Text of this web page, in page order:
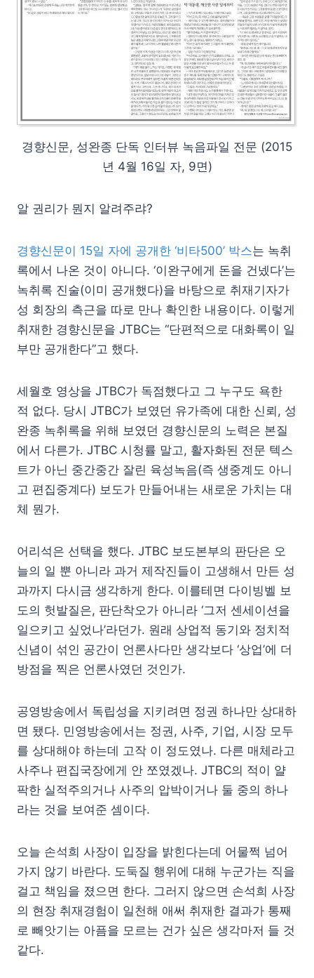
경향신문, 성완종 단독 인터뷰 녹음파일 전문 (2015
년 4월 16일 자, 9면)
알 권리가 뭔지 알려주랴?
경향신문이 15일 자에 공개한 ‘비타500’ 박스는 녹취
록에서 나온 것이 아니다. ‘이완구에게 돈을 건넸다’는
녹취록 진술(이미 공개했다)을 바탕으로 취재기자가
성 회장의 측근을 따로 만나 확인한 내용이다. 이렇게
취재한 경향신문을 JTBC는 “단편적으로 대화록이 일
부만 공개한다”고 했다.
세월호 영상을 JTBC가 독점했다고 그 누구도 욕한
적 없다. 당시 JTBC가 보였던 유가족에 대한 신뢰, 성
완종 녹취록을 위해 보였던 경향신문의 노력은 본질
에서 다른가. JTBC 시청률 말고, 활자화된 전문 텍스
트가 아닌 중간중간 잘린 육성녹음(즉 생중계도 아니
고 편집중계다) 보도가 만들어내는 새로운 가치는 대
체 뭔가.
어리석은 선택을 했다. JTBC 보도본부의 판단은 오
늘의 일 뿐 아니라 과거 제작진들이 고생해서 만든 성
과까지 다시금 생각하게 한다. 이를테면 다이빙벨 보
도의 헛발질은, 판단착오가 아니라 ‘그저 센세이션을
일으키고 싶었나’라던가. 원래 상업적 동기와 정치적
신념이 섞인 공간이 언론사다만 생각보다 ‘상업’에 더
방점을 찍은 언론사였던 것인가.
공영방송에서 독립성을 지키려면 정권 하나만 상대하
면 됐다. 민영방송에서는 정권, 사주, 기업, 시장 모두
를 상대해야 하는데 고작 이 정도였나. 다른 매체라고
사주나 편집국장에게 안 쪼였겠나. JTBC의 적이 얄
팍한 실적주의거나 사주의 압박이거나 둘 중의 하나
라는 것을 보여준 셈이다.
오늘 손석희 사장이 입장을 밝힌다는데 어물쩍 넘어
가지 않기 바란다. 도둑질 행위에 대해 누군가는 직을
걸고 책임을 졌으면 한다. 그러지 않으면 손석희 사장
의 현장 취재경험이 일천해 애써 취재한 결과가 통째
로 빼앗기는 아픔을 모르는 건가 싶은 생각마저 들 것
같다.